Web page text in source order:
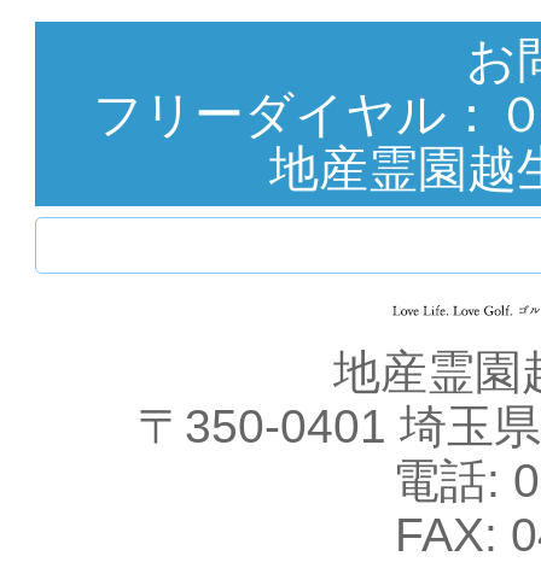
お
フリーダイヤル：
地産霊園越
地産霊園
〒350-0401 埼玉
電話:
FAX: